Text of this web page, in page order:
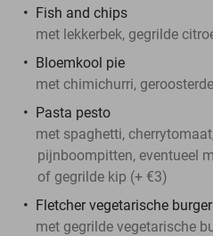
Fish and chips
met lekkerbek, gegrilde
Bloemkool pie
met chimichurri,
Pasta pesto
met spaghetti,
pijnboompitten, eventueel
of gegrilde kip (+ €3)
Fletcher vegetarische burger
met gegrilde vegetarische